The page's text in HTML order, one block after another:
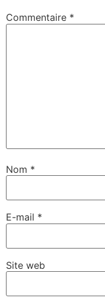
Commentaire *
Nom *
E-mail *
Site web